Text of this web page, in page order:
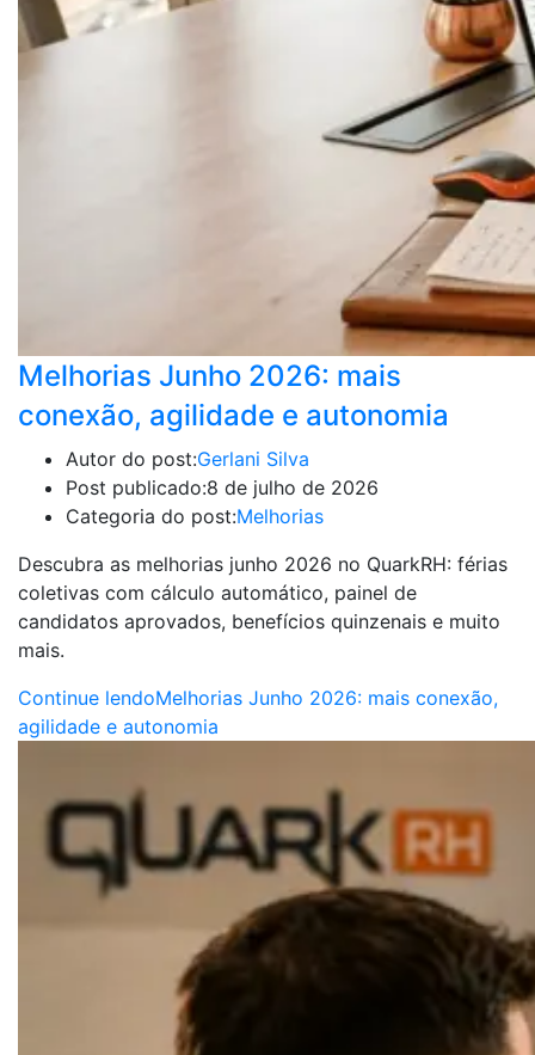
Melhorias Junho 2026: mais
conexão, agilidade e autonomia
Autor do post:Gerlani Silva
Post publicado:8 de julho de 2026
Categoria do post:Melhorias
Descubra as melhorias junho 2026 no QuarkRH: férias
coletivas com cálculo automático, painel de
candidatos aprovados, benefícios quinzenais e muito
mais.
Continue lendoMelhorias Junho 2026: mais conexão,
agilidade e autonomia